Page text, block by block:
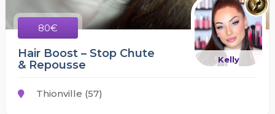
80€
Kelly
Hair Boost – Stop Chute
& Repousse
Thionville (57)